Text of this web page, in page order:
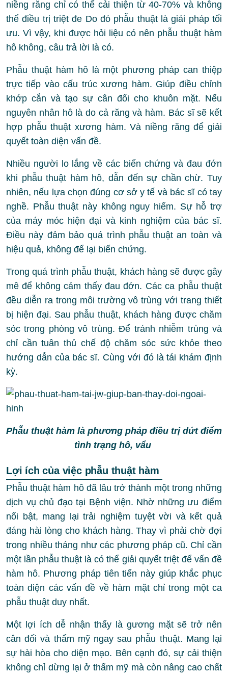
niềng răng chỉ có thể cải thiện từ 40-70% và không
thể điều trị triệt đe Do đó phẫu thuật là giải pháp tối
ưu. Vì vậy, khi được hỏi liệu có nên phẫu thuật hàm
hô không, câu trả lời là có.
Phẫu thuật hàm hô là một phương pháp can thiệp
trực tiếp vào cấu trúc xương hàm. Giúp điều chỉnh
khớp cắn và tạo sự cân đối cho khuôn mặt. Nếu
nguyên nhân hô là do cả răng và hàm. Bác sĩ sẽ kết
hợp phẫu thuật xương hàm. Và niềng răng để giải
quyết toàn diện vấn đề.
Nhiều người lo lắng về các biến chứng và đau đớn
khi phẫu thuật hàm hô, dẫn đến sự chần chừ. Tuy
nhiên, nếu lựa chọn đúng cơ sở y tế và bác sĩ có tay
nghề. Phẫu thuật này không nguy hiểm. Sự hỗ trợ
của máy móc hiện đại và kinh nghiệm của bác sĩ.
Điều này đảm bảo quá trình phẫu thuật an toàn và
hiệu quả, không để lại biến chứng.
Trong quá trình phẫu thuật, khách hàng sẽ được gây
mê để không cảm thấy đau đớn. Các ca phẫu thuật
đều diễn ra trong môi trường vô trùng với trang thiết
bị hiện đại. Sau phẫu thuật, khách hàng được chăm
sóc trong phòng vô trùng. Để tránh nhiễm trùng và
chỉ cần tuân thủ chế độ chăm sóc sức khỏe theo
hướng dẫn của bác sĩ. Cùng với đó là tái khám định
kỳ.
Phẫu thuật hàm là phương pháp điều trị dứt điểm
tình trạng hô, vẩu
Lợi ích của việc phẫu thuật hàm
Phẫu thuật hàm hô đã lâu trở thành một trong những
dịch vụ chủ đạo tại Bệnh viện. Nhờ những ưu điểm
nổi bật, mang lại trải nghiệm tuyệt vời và kết quả
đáng hài lòng cho khách hàng. Thay vì phải chờ đợi
trong nhiều tháng như các phương pháp cũ. Chỉ cần
một lần phẫu thuật là có thể giải quyết triệt để vấn đề
hàm hô. Phương pháp tiên tiến này giúp khắc phục
toàn diện các vấn đề về hàm mặt chỉ trong một ca
phẫu thuật duy nhất.
Một lợi ích dễ nhận thấy là gương mặt sẽ trở nên
cân đối và thẩm mỹ ngay sau phẫu thuật. Mang lại
sự hài hòa cho diện mạo. Bên cạnh đó, sự cải thiện
không chỉ dừng lại ở thẩm mỹ mà còn nâng cao chất